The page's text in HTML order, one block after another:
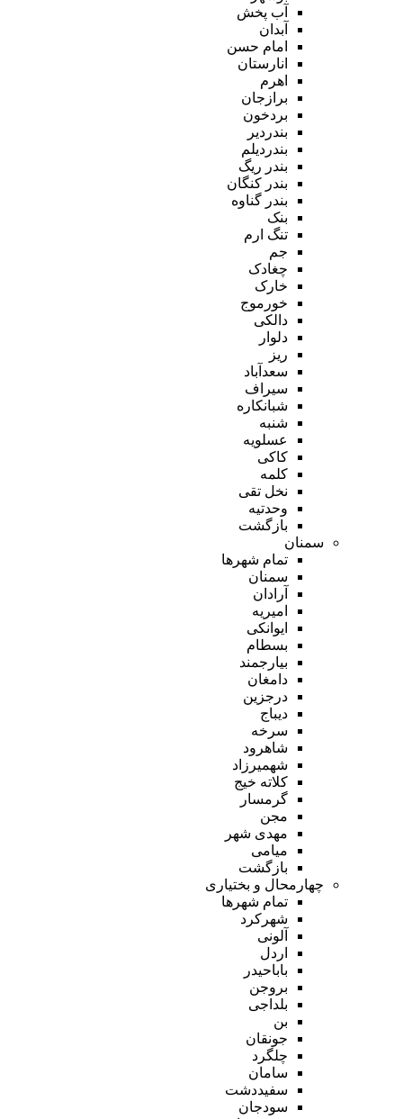
آب پخش
آبدان
امام حسن
انارستان
اهرم
برازجان
بردخون
بندردیر
بندردیلم
بندر ریگ
بندر کنگان
بندر گناوه
بنک
تنگ ارم
جم
چغادک
خارک
خورموج
دالکی
دلوار
ریز
سعدآباد
سیراف
شبانکاره
شنبه
عسلویه
کاکی
کلمه
نخل تقی
وحدتیه
بازگشت
سمنان
تمام شهر‌ها
سمنان
آرادان
امیریه
ایوانکی
بسطام
بیارجمند
دامغان
درجزین
دیباج
سرخه
شاهرود
شهمیرزاد
کلاته خیج
گرمسار
مجن
مهدی شهر
میامی
بازگشت
چهارمحال و بختیاری
تمام شهر‌ها
شهرکرد
آلونی
اردل
باباحیدر
بروجن
بلداجی
بن
جونقان
چلگرد
سامان
سفیددشت
سودجان